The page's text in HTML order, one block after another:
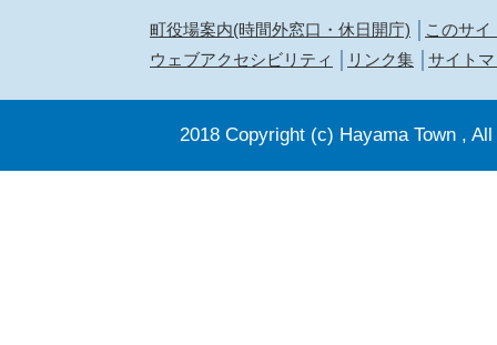
町役場案内(時間外窓口・休日開庁)
このサイ
ウェブアクセシビリティ
リンク集 サイト
2018 Copyright (c) Hayama Town ,